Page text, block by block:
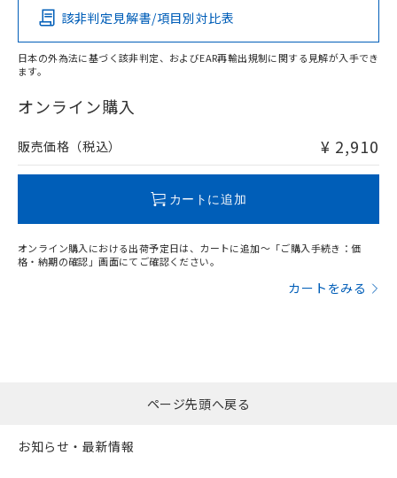
O
在庫等で未対応品が混在する可能性があります。
問い合わせください。
該非判定見解書/項目別対比表
日本の外為法に基づく該非判定、およびEAR再輸出規制に関する見解が入手でき
ます。
オンライン購入
販売価格（税込） ¥ 2,910
カートに追加
オンライン購入における出荷予定日は、カートに追加～「ご購入手続き：価
格・納期の確認」画面にてご確認ください。
カートをみる
ページ先頭へ戻る
お知らせ・最新情報